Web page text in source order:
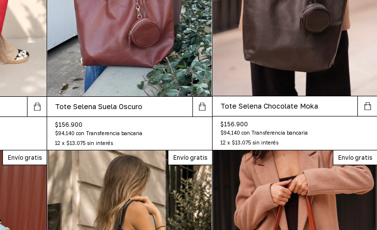
Tote Selena Suela Oscuro
$156.900
$94.140 con Transferencia bancaria
12 x $13.075 sin interés
Tote Selena Chocolate Moka
$156.900
$94.140 con Transferencia bancaria
12 x $13.075 sin interés
Envío gratis Envío gratis Envío gratis